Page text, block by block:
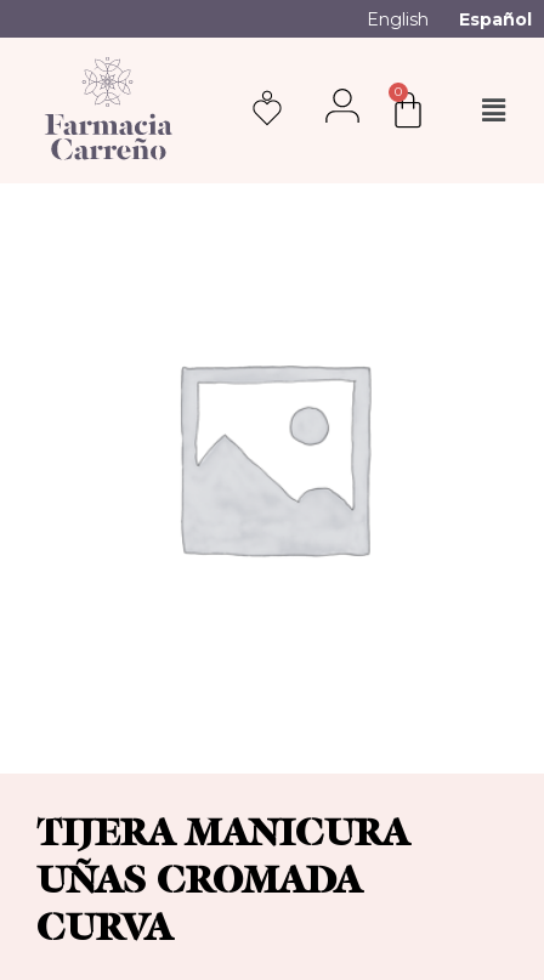
English Español
0
TIJERA MANICURA
UÑAS CROMADA
CURVA